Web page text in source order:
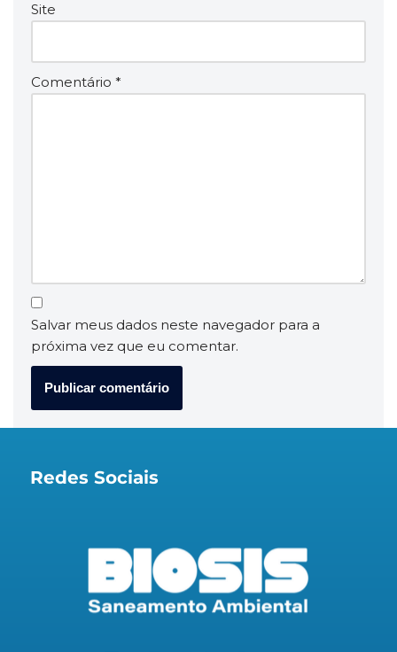
Site
Comentário *
Salvar meus dados neste navegador para a
próxima vez que eu comentar.
Redes Sociais